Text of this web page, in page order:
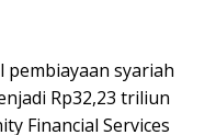
pembiayaan syariah
Rp32,23 triliun
Financial Services